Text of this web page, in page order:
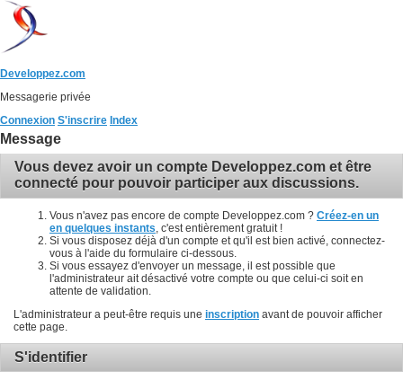
Developpez.com
Messagerie privée
Connexion S'inscrire Index
Message
Vous devez avoir un compte Developpez.com et être
connecté pour pouvoir participer aux discussions.
Vous n'avez pas encore de compte Developpez.com ? Créez-en un
en quelques instants , c'est entièrement gratuit !
Si vous disposez déjà d'un compte et qu'il est bien activé, connectez-
vous à l'aide du formulaire ci-dessous.
Si vous essayez d'envoyer un message, il est possible que
l'administrateur ait désactivé votre compte ou que celui-ci soit en
attente de validation.
L'administrateur a peut-être requis une inscription avant de pouvoir afficher
cette page.
S'identifier